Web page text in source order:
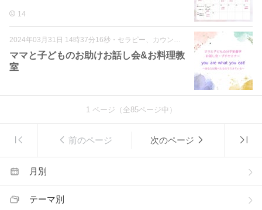
14
2024年03月31日 14時37分16秒 ・ セラピー、カウンセリング各種
ママと子どものお助けお話し会&お料理教
室
1ページ（全85ページ中）
前のページ 次のページ
月別
テーマ別